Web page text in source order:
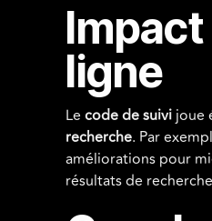
Impact
ligne
Le code de suivi joue
recherche. Par
améliorations pour
résultats de